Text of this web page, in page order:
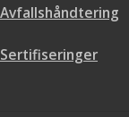
Avfallshåndtering
Sertifiseringer